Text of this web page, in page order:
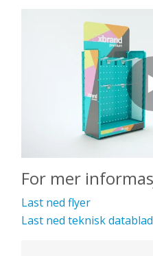
For mer
Last ned flyer
Last ned teknisk datablad